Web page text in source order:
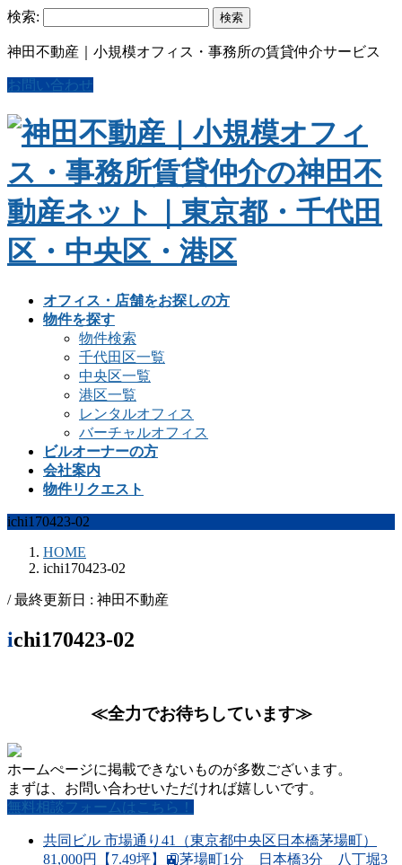
検索:
神田不動産｜小規模オフィス・事務所の賃貸仲介サービス
お問い合わせ
オフィス・店舗をお探しの方
物件を探す
物件検索
千代田区一覧
中央区一覧
港区一覧
レンタルオフィス
バーチャルオフィス
ビルオーナーの方
会社案内
物件リクエスト
ichi170423-02
HOME
ichi170423-02
/ 最終更新日 : 神田不動産
ichi170423-02
≪全力でお待ちしています≫
ホームぺージに掲載できないものが多数ございます。
まずは、お問い合わせいただければ嬉しいです。
無料相談フォームはこちら！
共同ビル 市場通り41（東京都中央区日本橋茅場町）
81,000円【7.49坪】🚉茅場町1分 日本橋3分 八丁堀3